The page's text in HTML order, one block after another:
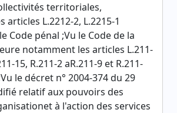
territoriales,
articles L.2212-2, L.2215-1
Code pénal ;Vu le Code de la
notamment les articles L.211-
15, R.211-2 aR.211-9 et R.211-
le décret n° 2004-374 du 29
relatif aux pouvoirs des
à l'action des services